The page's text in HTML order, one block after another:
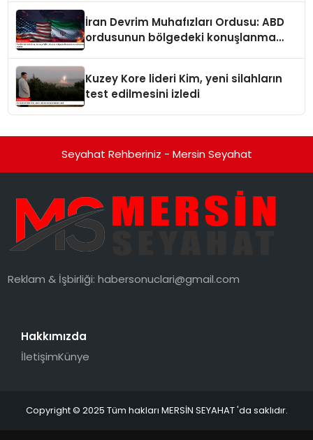
İran Devrim Muhafızları Ordusu: ABD
ordusunun bölgedeki konuşlanma
Kuzey Kore lideri Kim, yeni silahların
test edilmesini izledi
Seyahat Rehberiniz - Mersin Seyahat
Reklam & İşbirliği:habersonuclari@gmail.com
Hakkımızda
İletişimKünye
Copyright © 2025 Tüm hakları MERSİN SEYAHAT 'da saklıdır.